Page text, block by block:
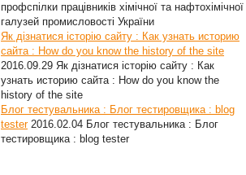
профспілки працівників хімічної та нафтохімічної
галузей промисловості України
Як дізнатися історію сайту : Как узнать историю
сайта : How do you know the history of the site
2016.09.29 Як дізнатися історію сайту : Как
узнать историю сайта : How do you know the
history of the site
Блог тестувальника : Блог тестировщика : blog
tester 2016.02.04 Блог тестувальника : Блог
тестировщика : blog tester